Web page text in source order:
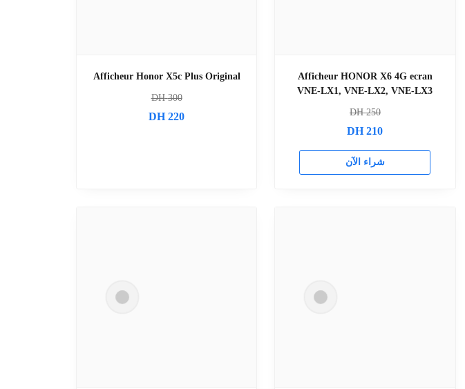
Afficheur HONOR X6 4G ecran
VNE-LX1, VNE-LX2, VNE-LX3
250
DH
210
DH
شراء الآن
Afficheur Honor X5c Plus Original
300
DH
220
DH